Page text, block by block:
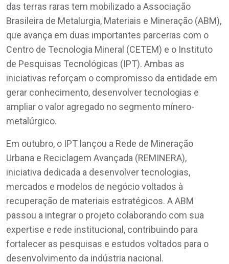
das terras raras tem mobilizado a Associação
Brasileira de Metalurgia, Materiais e Mineração (ABM),
que avança em duas importantes parcerias com o
Centro de Tecnologia Mineral (CETEM) e o Instituto
de Pesquisas Tecnológicas (IPT). Ambas as
iniciativas reforçam o compromisso da entidade em
gerar conhecimento, desenvolver tecnologias e
ampliar o valor agregado no segmento mínero-
metalúrgico.
Em outubro, o IPT lançou a Rede de Mineração
Urbana e Reciclagem Avançada (REMINERA),
iniciativa dedicada a desenvolver tecnologias,
mercados e modelos de negócio voltados à
recuperação de materiais estratégicos. A ABM
passou a integrar o projeto colaborando com sua
expertise e rede institucional, contribuindo para
fortalecer as pesquisas e estudos voltados para o
desenvolvimento da indústria nacional.